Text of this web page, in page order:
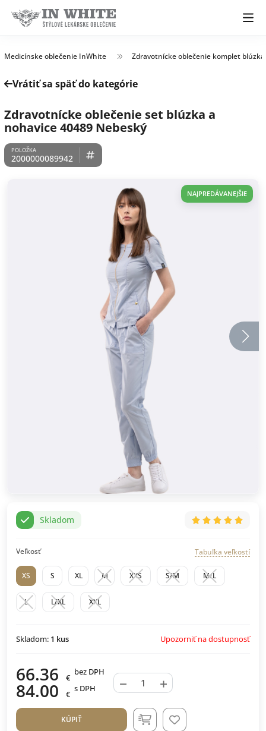
Medicínske oblečenie InWhite Zdravotnícke oblečenie komplet
Vrátiť sa späť do kategórie
Zdravotnícke oblečenie set blúzka a
nohavice 40489 Nebeský
2000000089942
NAJPREDÁVANEJŠIE
Skladom
Veľkosť Tabuľka veľkostí
XS S XL M XXS S/M M/L
L L/XL XXL
Skladom: 1 kus Upozorniť na dostupnosť
66.36 €
bez DPH
84.00 €
s DPH − +
KÚPIŤ